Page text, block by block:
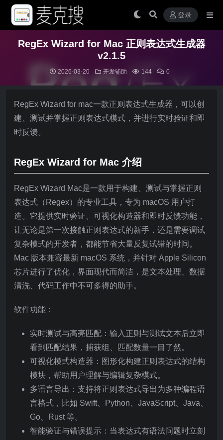
登录
RegEx Wizard for Mac 正则表达式生成器
v2.1.5
2026-03-20 开发辅助 144 0
RegEx Wizard for mac一款正则表达式生成器，可以创
建、测试并掌握正则表达式模式，并进行实时验证和即
时反馈。
RegEx Wizard for Mac 介绍
RegEx Wizard Mac是一款用于构建、测试与掌握正则
表达式（Regex）的专业工具，专为 macOS 用户打
造。它提供实时验证、可视化构造器和即时反馈功能，
让无论是第一次接触正则表达式的新手，还是需要调试
复杂模式的开发者，都能节省大量反复试错的时间。
Mac 版本兼容最新 macOS 系统，并针对 Apple Silicon
芯片进行了优化，界面现代而简洁，是文本处理、数据
清洗、代码工作中不可多得的助手。
软件功能：
实时测试与高亮匹配：输入正则与测试文本后立即
看到匹配结果，捕获组、匹配数量一目了然。
可视化模式构造器：图形化构建正则表达式的结构
模块，帮助用户理解与编辑复杂模式。
多语言导出：支持将正则表达式导出为多种编程语
言格式，比如 Swift、Python、JavaScript、Java、
Go、Rust 等。
智能验证与错误提示：当表达式有语法问题时立刻